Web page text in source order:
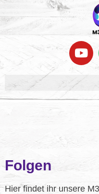
Folgen
Hier findet ihr unsere